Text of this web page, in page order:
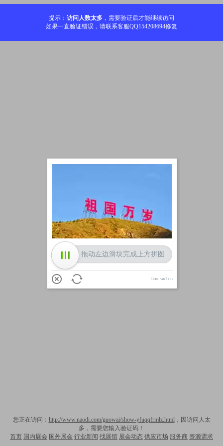
提示： 访问人数太多 ，需要验证后才能继续访问
如果一直验证错误，请联系客服QQ154208694修复
您正在访问： http://www.naodi.com/guowai/show-yfuqqfrmlz.html，因访问人太
多，需要您输入验证码！
首页 国内展会 国外展会 行业新闻 找展馆 展会动态 供应市场 服务商 资源需求
拖动左边滑块完成上方拼图
hao.sud.cn